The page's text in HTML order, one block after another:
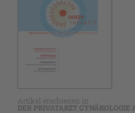
Artikel erschienen in
DER PRIVATARZT